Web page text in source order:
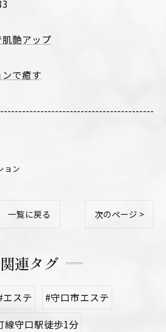
艶アップ
で癒す
ョン
一覧に戻る 次のページ >
関連タグ
エステ
#守口市エステ
線守口駅徒歩1分